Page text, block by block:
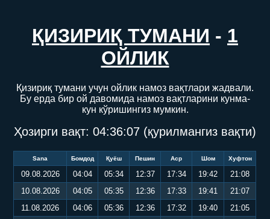
ҚИЗИРИҚ ТУМАНИ - 1
ОЙЛИК
Қизириқ тумани учун ойлик намоз вақтлари жадвали.
Бу ерда бир ой давомида намоз вақтларини кунма-
кун кўришингиз мумкин.
Ҳозирги вақт: 04:36:07 (қурилмангиз вақти)
Sana Бомдод Қуёш Пешин Аср Шом Хуфтон
09.08.2026 04:04 05:34 12:37 17:34 19:42
21:08
10.08.2026
04:05 05:35 12:36 17:33 19:41
21:07
11.08.2026
04:06 05:36 12:36 17:32 19:40
21:05